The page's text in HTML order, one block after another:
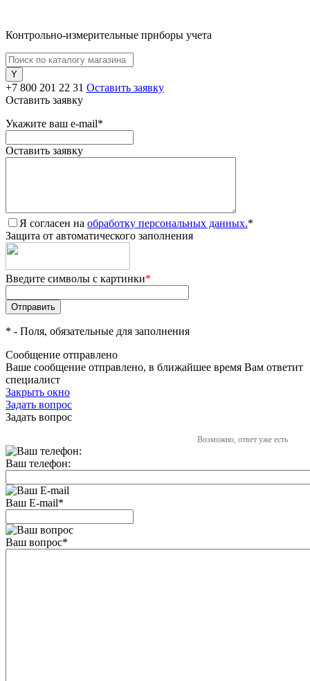
Контрольно-измерительные приборы учета
+7 800 201 22 31 Оставить заявку
Оставить заявку
Укажите ваш e-mail*
Оставить заявку
Я согласен на обработку персональных данных.*
Защита от автоматического заполнения
Введите символы с картинки*
* - Поля, обязательные для заполнения
Сообщение отправлено
Ваше сообщение отправлено, в ближайшее время Вам ответит
специалист
Закрыть окно
Задать вопрос
Задать вопрос
Возможно, ответ уже есть
Ваш телефон:
Ваш E-mail*
Ваш вопрос*